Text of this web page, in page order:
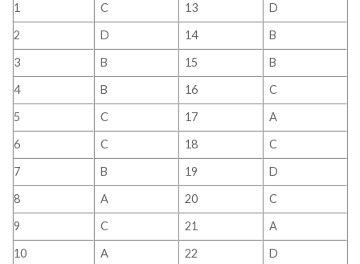
1
C 13
D
2
D 14
B
3
B 15
B
4
B 16
C
5
C 17
A
6
C 18
C
7
B 19
D
8
A 20
C
9
C 21
A
10
A 22
D